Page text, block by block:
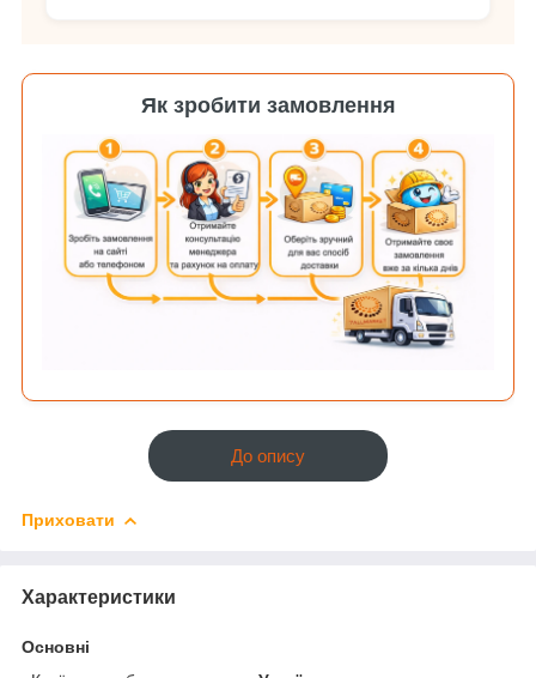
Як зробити замовлення
До опису
Приховати
Характеристики
Основні